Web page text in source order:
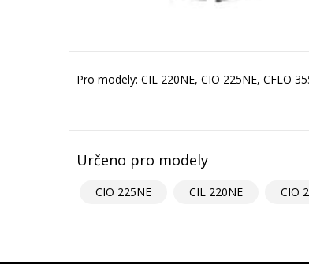
Pro modely: CIL 220NE, CIO 225NE, CFLO
Určeno pro modely
CIO 225NE CIL 220NE CIO